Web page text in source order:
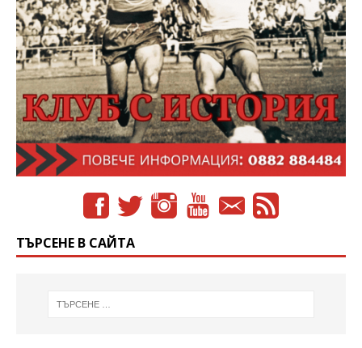
ТЪРСЕНЕ В САЙТА